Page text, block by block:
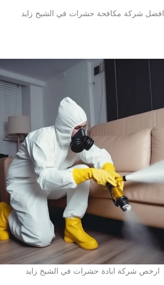
افضل شركة مكافحة حشرات في الشيخ زايد
ارخص شركة ابادة حشرات في الشيخ زايد